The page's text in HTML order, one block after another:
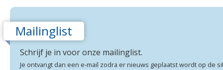
Mailinglist
Schrijf je in voor onze mailinglist.
Je ontvangt dan een e-mail zodra er nieuws geplaatst wordt op de